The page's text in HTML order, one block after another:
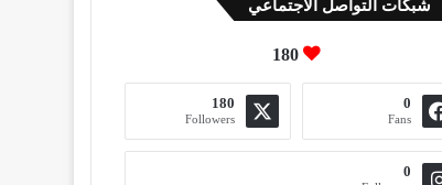
شبكات التواصل الاجتماعي
180
0
Fans
180
Followers
0